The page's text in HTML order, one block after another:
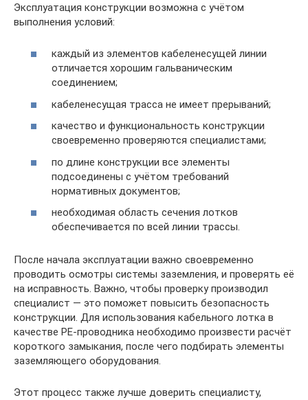
Эксплуатация конструкции возможна с учётом
выполнения условий:
каждый из элементов кабеленесущей линии
отличается хорошим гальваническим
соединением;
кабеленесущая трасса не имеет прерываний;
качество и функциональность конструкции
своевременно проверяются специалистами;
по длине конструкции все элементы
подсоединены с учётом требований
нормативных документов;
необходимая область сечения лотков
обеспечивается по всей линии трассы.
После начала эксплуатации важно своевременно
проводить осмотры системы заземления, и проверять её
на исправность. Важно, чтобы проверку производил
специалист — это поможет повысить безопасность
конструкции. Для использования кабельного лотка в
качестве РЕ-проводника необходимо произвести расчёт
короткого замыкания, после чего подбирать элементы
заземляющего оборудования.
Этот процесс также лучше доверить специалисту,